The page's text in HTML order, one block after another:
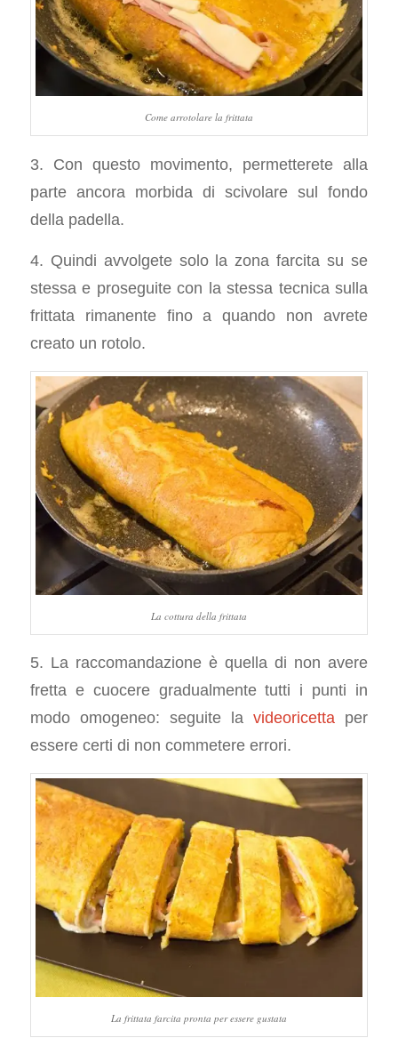
Come arrotolare la frittata
3. Con questo movimento, permetterete alla
parte ancora morbida di scivolare sul fondo
della padella.
4. Quindi avvolgete solo la zona farcita su se
stessa e proseguite con la stessa tecnica sulla
frittata rimanente fino a quando non avrete
creato un rotolo.
La cottura della frittata
5. La raccomandazione è quella di non avere
fretta e cuocere gradualmente tutti i punti in
modo omogeneo: seguite lavideoricetta per
essere certi di non commetere errori.
La frittata farcita pronta per essere gustata